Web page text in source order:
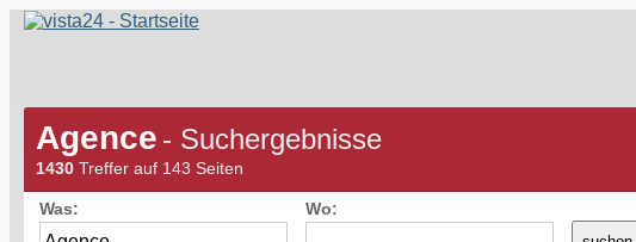
Agence - Suchergebnisse
1430 Treffer auf 143 Seiten
Was: Wo: